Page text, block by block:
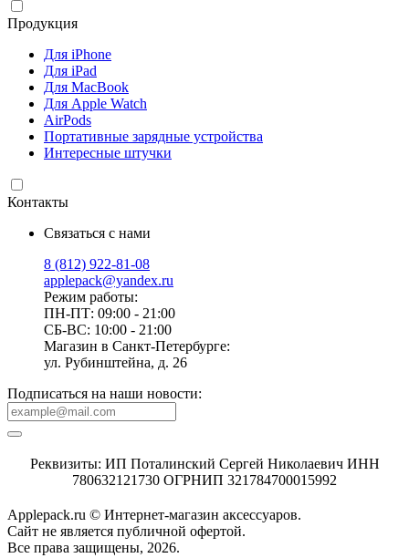
Продукция
Для iPhone
Для iPad
Для MacBook
Для Apple Watch
AirPods
Портативные зарядные устройства
Интересные штучки
Контакты
Связаться с нами
8 (812) 922-81-08
applepack@yandex.ru
Режим работы:
ПН-ПТ: 09:00 - 21:00
СБ-ВС: 10:00 - 21:00
Магазин в Санкт-Петербурге:
ул. Рубинштейна, д. 26
Подписаться на наши новости:
Реквизиты: ИП Поталинский Сергей Николаевич ИНН
780632121730 ОГРНИП 321784700015992
Applepack.ru © Интернет-магазин аксессуаров.
Cайт не является публичной офертой.
Все права защищены, 2026.